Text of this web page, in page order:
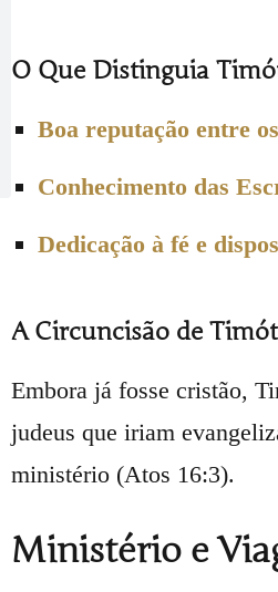
O Que Distinguia
Boa reputação entre
Conhecimento das
Dedicação à fé e
A Circuncisão de
Embora já fosse cristão,
judeus que iriam
ministério (Atos 16:3).
Ministério e